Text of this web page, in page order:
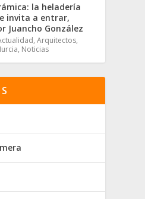
la heladería
invita a entrar,
Juancho González
, Arquitectos,
, Noticias